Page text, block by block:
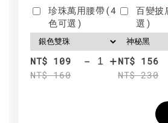
珍珠萬用腰帶(4
色可選)
NT$ 109
NT$ 160
- +
百變披
選)
NT$ 156
NT$ 230